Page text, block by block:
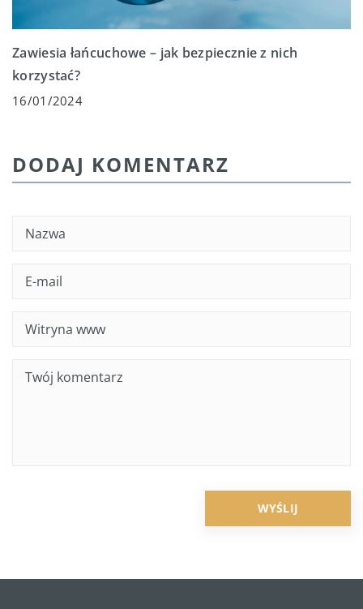
Zawiesia łańcuchowe – jak bezpiecznie z nich
korzystać?
16/01/2024
DODAJ KOMENTARZ